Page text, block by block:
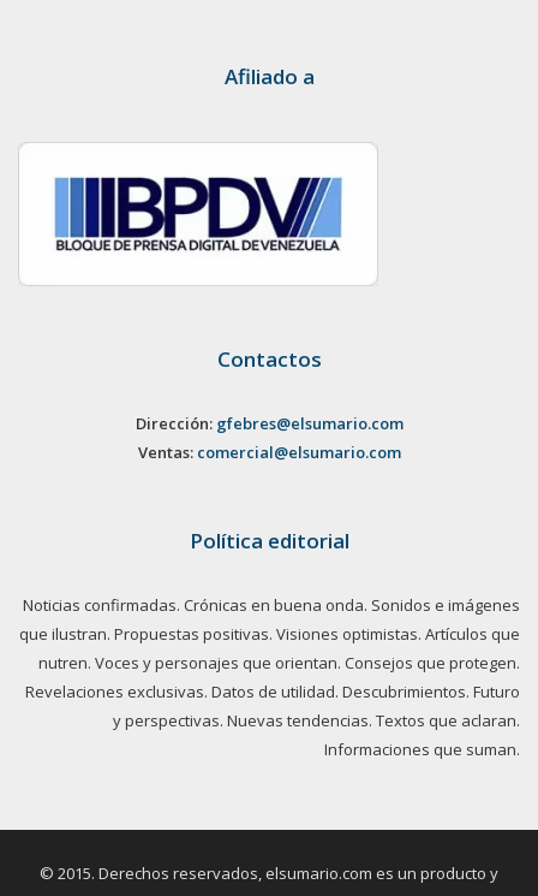
Afiliado a
Contactos
Dirección: gfebres@elsumario.com
Ventas: comercial@elsumario.com
Política editorial
Noticias confirmadas. Crónicas en buena onda. Sonidos e imágenes
que ilustran. Propuestas positivas. Visiones optimistas. Artículos que
nutren. Voces y personajes que orientan. Consejos que protegen.
Revelaciones exclusivas. Datos de utilidad. Descubrimientos. Futuro
y perspectivas. Nuevas tendencias. Textos que aclaran.
Informaciones que suman.
© 2015. Derechos reservados, elsumario.com es un producto y